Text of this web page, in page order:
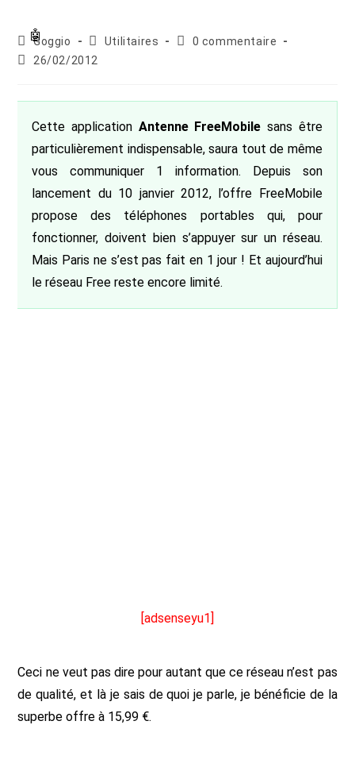
Auteur/autrice
de
Goggio
Post
category:
Utilitaires
Commentaires
0 commentaire
Publication
26/02/2012
Cette application Antenne FreeMobile sans être
particulièrement indispensable, saura tout de même
vous communiquer 1 information. Depuis son
lancement du 10 janvier 2012, l’offre FreeMobile
propose des téléphones portables qui, pour
fonctionner, doivent bien s’appuyer sur un réseau.
Mais Paris ne s’est pas fait en 1 jour ! Et aujourd’hui
le réseau Free reste encore limité.
[adsenseyu1]
Ceci ne veut pas dire pour autant que ce réseau n’est pas
de qualité, et là je sais de quoi je parle, je bénéficie de la
superbe offre à 15,99 €.